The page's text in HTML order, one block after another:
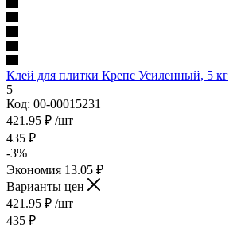
Клей для плитки Крепс Усиленный, 5 кг
5
Код: 00-00015231
421.95 ₽ /шт
435 ₽
-3%
Экономия 13.05 ₽
Варианты цен
421.95 ₽ /шт
435 ₽